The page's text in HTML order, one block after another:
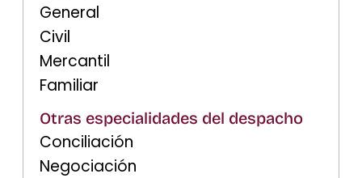
General
Civil
Mercantil
Familiar
Otras especialidades del despacho
Conciliación
Negociación